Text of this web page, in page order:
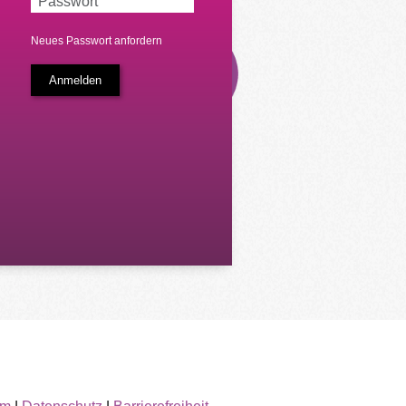
Neues Passwort anfordern